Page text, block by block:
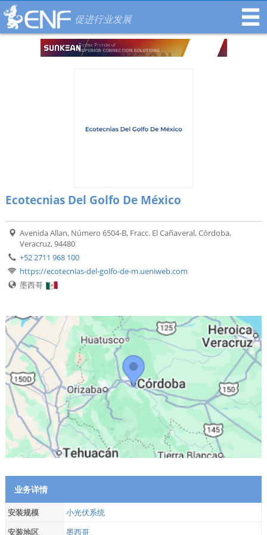
促进行业发展
Ecotecnias Del Golfo De México
Avenida Allan, Número 6504-B, Fracc. El Cañaveral, Córdoba,
Veracruz, 94480
+52 2711 968 100
https://ecotecnias-del-golfo-de-m.ueniweb.com
墨西哥
业务详情
安装规模
小光伏系统
安装地区
墨西哥